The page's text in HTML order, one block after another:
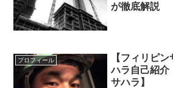
が徹底解説
プロフィール
【フィリピ
ハラ自己紹介
サハラ】